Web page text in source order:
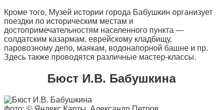
Кроме того, Музей истории города Бабушкин организует
поездки по историческим местам и
достопримечательностям населенного пункта —
солдатским казармам, еврейскому кладбищу,
паровозному депо, маякам, водонапорной башне и пр.
Здесь также проводятся различные мастер-классы.
Бюст И.В. Бабушкина